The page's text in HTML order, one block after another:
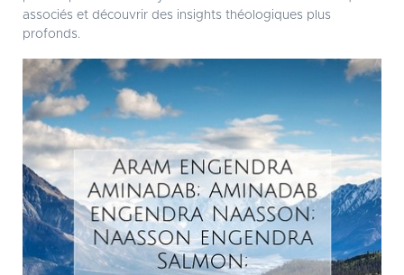
associés et découvrir des insights théologiques plus
profonds.